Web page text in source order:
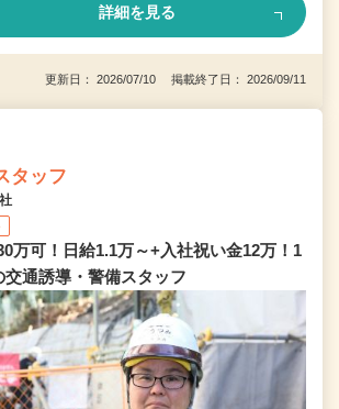
詳細を見る
更新日： 2026/07/10 掲載終了日： 2026/09/11
タッフ
万可！日給1.1万～+入社祝い金12万！1
通誘導・警備スタッフ